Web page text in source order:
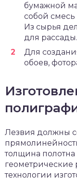
бумажной
собой
Из сырья
для рассады.
Для
обоев,
Лезвия должны
толщина
геометрические
технологии